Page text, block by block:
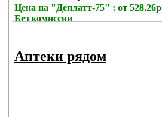
Цена на "Деплатт-75" : от 528.26р
Без комиссии
Аптеки рядом